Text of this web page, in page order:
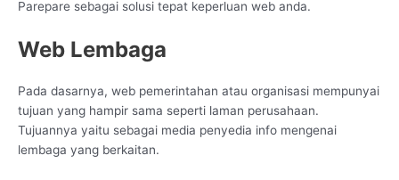
Parepare sebagai solusi tepat keperluan web anda.
Web Lembaga
Pada dasarnya, web pemerintahan atau organisasi mempunyai
tujuan yang hampir sama seperti laman perusahaan.
Tujuannya yaitu sebagai media penyedia info mengenai
lembaga yang berkaitan.